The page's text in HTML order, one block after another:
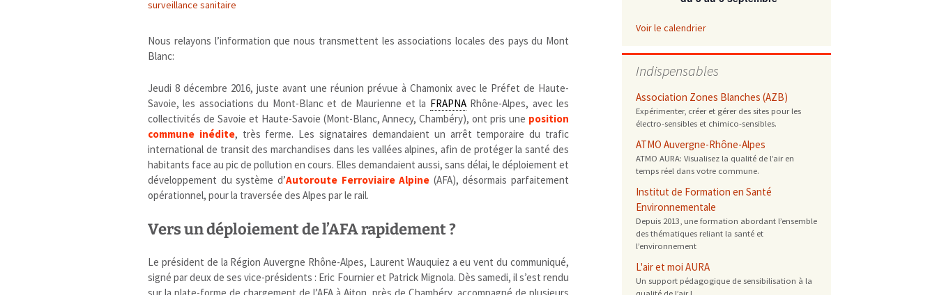
gaspillage alimentaire
modes de conservation et de cuisson
Risques majeurs
Contaminations chimiques
cancérigène / mutagène / reprotoxique
métaux lourds et autres
perturbateurs endocriniens
PFAS
Déchets
économie circulaire
recyclage
traitements
Décisions politiques et juridiques
européenne
internationale
nationale
Eau
mers et océans
superficielles et souterraines
Énergies
fossiles
renouvelables / transition énergétique
Environnement numérique
toxicologique
Jurisprudence
Logement
Modes de comportement
offre de soins
surveillance sanitaire
Nous relayons l’information que nous transmettent les associations locales des pays du Mont
Blanc:
Jeudi 8 décembre 2016, juste avant une réunion prévue à Chamonix avec le Préfet de Haute-
Savoie, les associations du Mont-Blanc et de Maurienne et la FRAPNARhône-Alpes, avec les
collectivités de Savoie et Haute-Savoie (Mont-Blanc, Annecy, Chambéry), ont pris une position
commune inédite, très ferme. Les signataires demandaient un arrêt temporaire du trafic
international de transit des marchandises dans les vallées alpines, afin de protéger la santé des
habitants face au pic de pollution en cours. Elles demandaient aussi, sans délai, le déploiement et
développement du système d’Autoroute Ferroviaire Alpine (AFA), désormais parfaitement
opérationnel, pour la traversée des Alpes par le rail.
Vers un déploiement de l’AFA rapidement ?
Le président de la Région Auvergne Rhône-Alpes, Laurent Wauquiez a eu vent du communiqué,
signé par deux de ses vice-présidents : Eric Fournier et Patrick Mignola. Dès samedi, il s’est rendu
Voir le calendrier
Indispensables
Association Zones Blanches (AZB)
Expérimenter, créer et gérer des sites pour les
électro-sensibles et chimico-sensibles.
ATMO Auvergne-Rhône-Alpes
ATMO AURA: Visualisez la qualité de l’air en
temps réel dans votre commune.
Institut de Formation en Santé
Environnementale
Depuis 2013, une formation abordant l’ensemble
des thématiques reliant la santé et
l’environnement
L'air et moi AURA
Un support pédagogique de sensibilisation à la